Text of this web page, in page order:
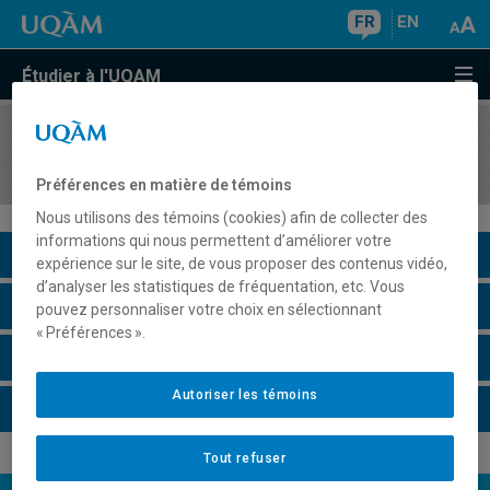
FR EN
Étudier à l'UQAM
COURS//
Description du cours
Horaire - Été 2026
Préférences en matière de témoins
Nous utilisons des témoins (cookies) afin de collecter des
informations qui nous permettent d’améliorer votre
expérience sur le site, de vous proposer des contenus vidéo,
d’analyser les statistiques de fréquentation, etc. Vous
pouvez personnaliser votre choix en sélectionnant
« Préférences ».
Tout refuser
Autoriser les témoins